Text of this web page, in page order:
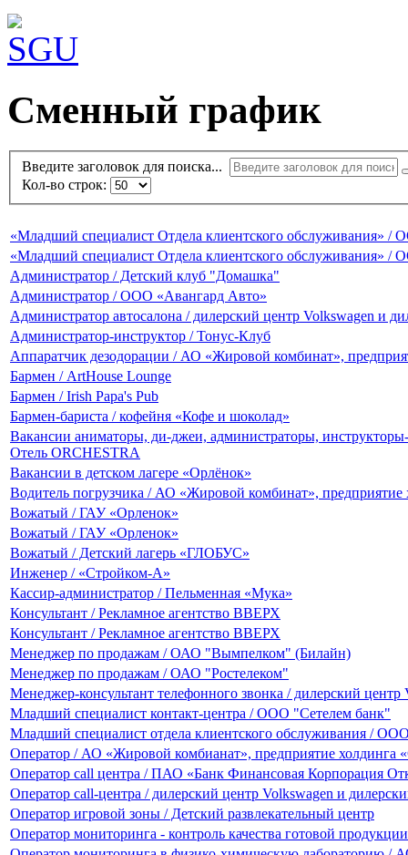
Сменный график
Введите заголовок для поиска...
Кол-во строк:
«Младший специалист Отдела клиентского обслуживания» /
«Младший специалист Отдела клиентского обслуживания» /
Администратор / Детский клуб "Домашка"
Администратор / ООО «Авангард Авто»
Администратор автосалона / дилерский центр Volkswagen и
Администратор-инструктор / Тонус-Клуб
Аппаратчик дезодорации / АО «Жировой комбинат»,
Бармен / ArtHouse Lounge
Бармен / Irish Papa's Pub
Бармен-бариста / кофейня «Кофе и шоколад»
Вакансии аниматоры, ди-джеи, администраторы,
Отель ORCHESTRA
Вакансии в детском лагере «Орлёнок»
Водитель погрузчика / АО «Жировой комбинат»,
Вожатый / ГАУ «Орленок»
Вожатый / ГАУ «Орленок»
Вожатый / Детский лагерь «ГЛОБУС»
Инженер / «Стройком-А»
Кассир-администратор / Пельменная «Мука»
Консультант / Рекламное агентство ВВЕРХ
Консультант / Рекламное агентство ВВЕРХ
Менеджер по продажам / ОАО "Вымпелком" (Билайн)
Менеджер по продажам / ОАО "Ростелеком"
Менеджер-консультант телефонного звонка / дилерский
Младший специалист контакт-центра / ООО "Сетелем банк"
Младший специалист отдела клиентского обслуживания /
Оператор / АО «Жировой комбианат», предприятие холдинга
Оператор call центра / ПАО «Банк Финансовая Корпорация
Оператор call-центра / дилерский центр Volkswagen и
Оператор игровой зоны / Детский развлекательный центр
Оператор мониторинга - контроль качества готовой